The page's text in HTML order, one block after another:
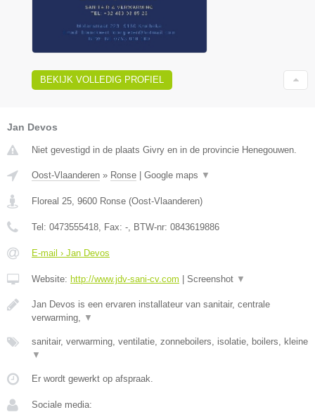
BEKIJK VOLLEDIG PROFIEL
Jan Devos
Niet gevestigd in de plaats Givry en in de provincie Henegouwen.
Oost-Vlaanderen » Ronse Google maps ▼
Floreal 25 9600 Ronse (Oost-Vlaanderen)
Tel: 0473555418 , Fax: - , BTW-nr: 0843619886
E-mail › Jan Devos
Website: http://www.jdv-sani-cv.com Screenshot ▼
Jan Devos is een ervaren installateur van sanitair, centrale
verwarming,
▼
sanitair, verwarming, ventilatie, zonneboilers, isolatie, boilers, kleine
▼
Er wordt gewerkt op afspraak.
Sociale media: